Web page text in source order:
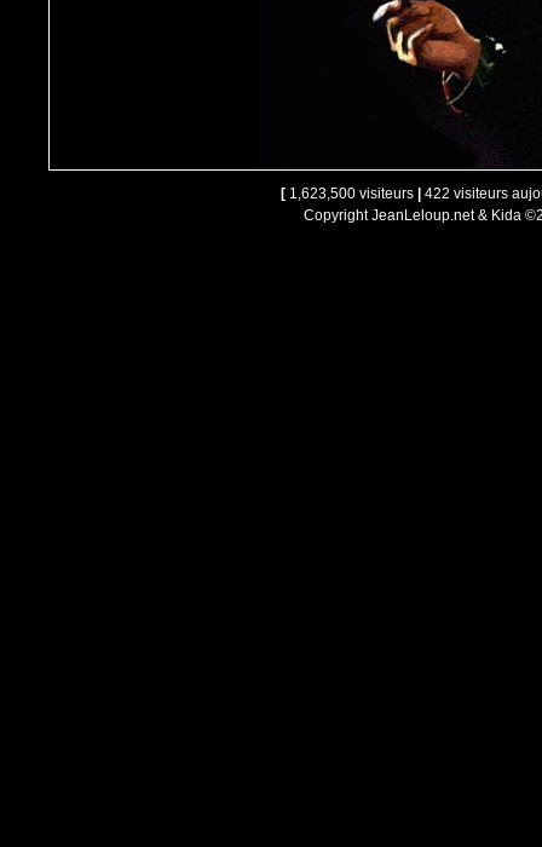
[1,623,500 visiteurs
422 visiteurs
Copyright JeanLeloup.net & Kida